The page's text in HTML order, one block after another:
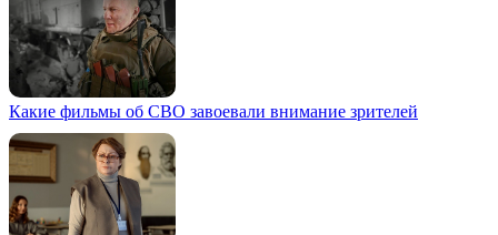
Какие фильмы об СВО завоевали внимание зрителей